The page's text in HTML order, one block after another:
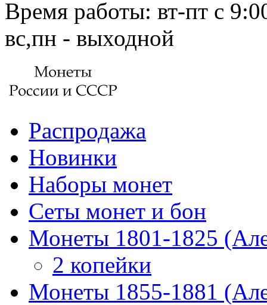
Время работы: вт-пт с
вс,пн - выходной
Распродажа
Новинки
Наборы монет
Сеты монет и бон
Монеты 1801-1825
2 копейки
Монеты 1855-1881